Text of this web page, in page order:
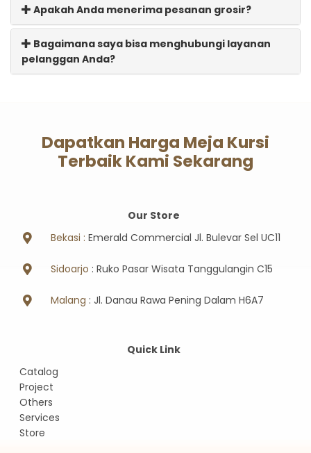
Apakah Anda menerima pesanan grosir?
Bagaimana saya bisa menghubungi layanan
pelanggan Anda?
Dapatkan Harga Meja Kursi
Terbaik Kami Sekarang
Our Store
Bekasi : Emerald Commercial Jl. Bulevar Sel UC11
Sidoarjo : Ruko Pasar Wisata Tanggulangin C15
Malang : Jl. Danau Rawa Pening Dalam H6A7
Quick Link
Catalog
Project
Others
Services
Store